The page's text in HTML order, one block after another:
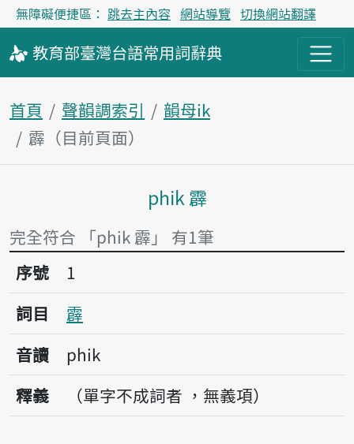
無障礙便捷區： 跳去主內容 網站導覽 切換網站翻譯
教育部臺灣台語常用詞辭典
首頁 聲韻調索引
韻母ik
霹（目前頁面）
主內容區塊
phik 霹
完全符合 「phik 霹」 有1筆
序號1霹
序號
1
詞目
霹
音讀
phik
釋義
（單字不成詞者 ，無義項）